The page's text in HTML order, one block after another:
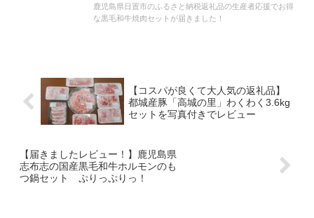
鹿児島県日置市のふるさと納税返礼品の生産者応援でお得
な黒毛和牛焼肉セットが届きました！
【コスパが良くて大人気の返礼品】
都城産豚「高城の里」わくわく3.6kg
セットを写真付きでレビュー
【届きましたレビュー！】鹿児島県
志布志の国産黒毛和牛ホルモンのも
つ鍋セット ぷりっぷりっ！